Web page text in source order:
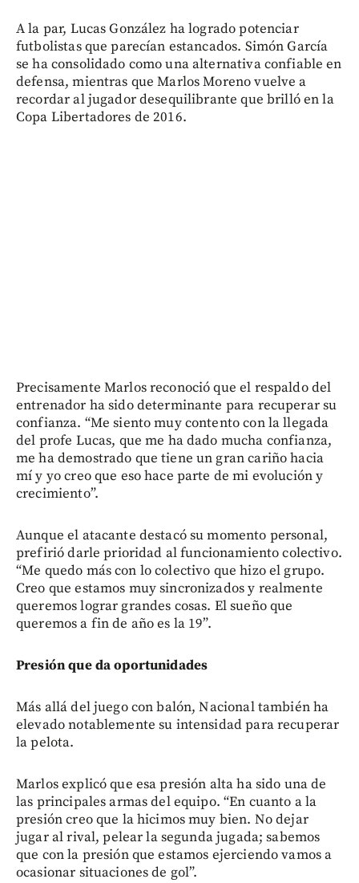
A la par, Lucas González ha logrado potenciar
futbolistas que parecían estancados. Simón García
se ha consolidado como una alternativa confiable en
defensa, mientras que Marlos Moreno vuelve a
recordar al jugador desequilibrante que brilló en la
Copa Libertadores de 2016.
Precisamente Marlos reconoció que el respaldo del
entrenador ha sido determinante para recuperar su
confianza. “Me siento muy contento con la llegada
del profe Lucas, que me ha dado mucha confianza,
me ha demostrado que tiene un gran cariño hacia
mí y yo creo que eso hace parte de mi evolución y
crecimiento”.
Aunque el atacante destacó su momento personal,
prefirió darle prioridad al funcionamiento colectivo.
“Me quedo más con lo colectivo que hizo el grupo.
Creo que estamos muy sincronizados y realmente
queremos lograr grandes cosas. El sueño que
queremos a fin de año es la 19”.
Presión que da oportunidades
Más allá del juego con balón, Nacional también ha
elevado notablemente su intensidad para recuperar
la pelota.
Marlos explicó que esa presión alta ha sido una de
las principales armas del equipo. “En cuanto a la
presión creo que la hicimos muy bien. No dejar
jugar al rival, pelear la segunda jugada; sabemos
que con la presión que estamos ejerciendo vamos a
ocasionar situaciones de gol”.